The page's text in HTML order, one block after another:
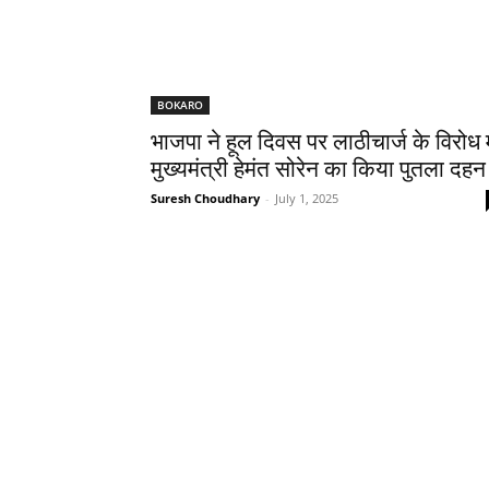
BOKARO
भाजपा ने हूल दिवस पर लाठीचार्ज के विरोध
मुख्यमंत्री हेमंत सोरेन का किया पुतला दहन
Suresh Choudhary - July 1, 2025